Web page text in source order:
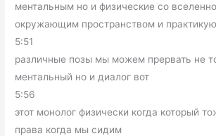
ментальным но и физические со
окружающим пространством и практикую
5:51
различные позы мы можем прервать не
ментальный но и диалог вот
5:56
этот монолог физически когда который
права когда мы сидим